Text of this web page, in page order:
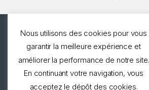
Nous utilisons des cookies pour vous
garantir la meilleure expérience et
améliorer la performance de notre site.
En continuant votre navigation, vous
acceptez le dépôt des cookies.